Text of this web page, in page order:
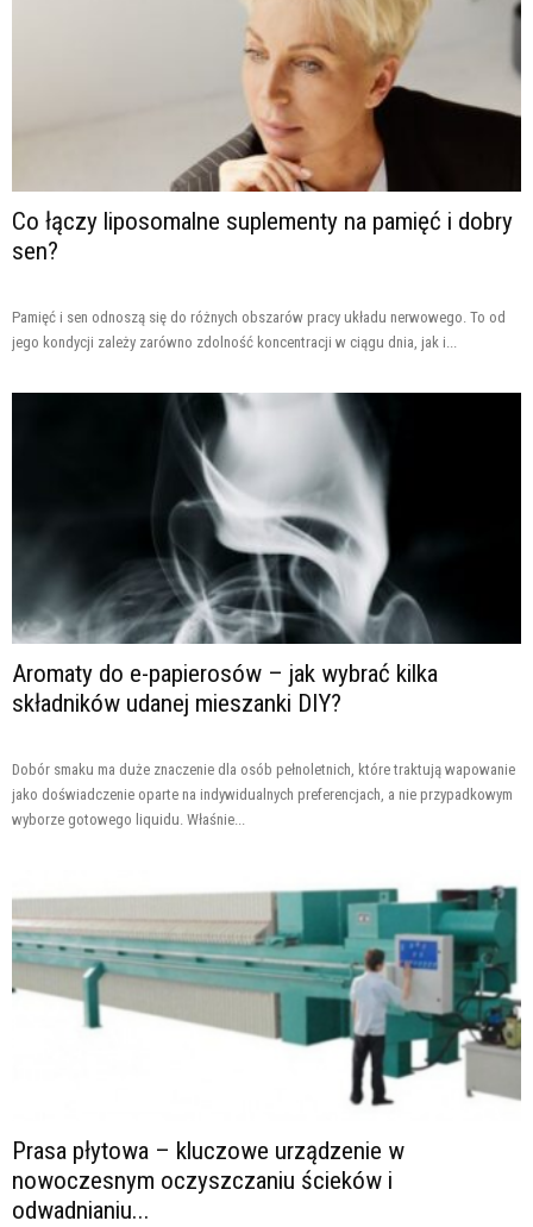
Co łączy liposomalne suplementy na pamięć i dobry
sen?
Pamięć i sen odnoszą się do różnych obszarów pracy układu nerwowego. To od
jego kondycji zależy zarówno zdolność koncentracji w ciągu dnia, jak i...
Aromaty do e-papierosów – jak wybrać kilka
składników udanej mieszanki DIY?
Dobór smaku ma duże znaczenie dla osób pełnoletnich, które traktują wapowanie
jako doświadczenie oparte na indywidualnych preferencjach, a nie przypadkowym
wyborze gotowego liquidu. Właśnie...
Prasa płytowa – kluczowe urządzenie w
nowoczesnym oczyszczaniu ścieków i
odwadnianiu...